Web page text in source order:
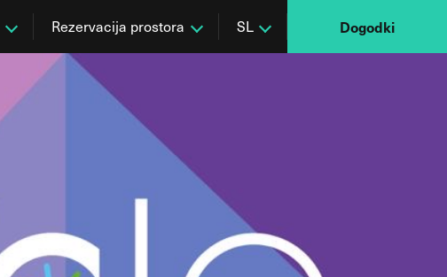
Rezervacija prostora SL Dogodki